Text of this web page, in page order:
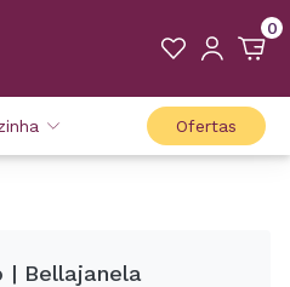
0
Ofertas
| Bellajanela